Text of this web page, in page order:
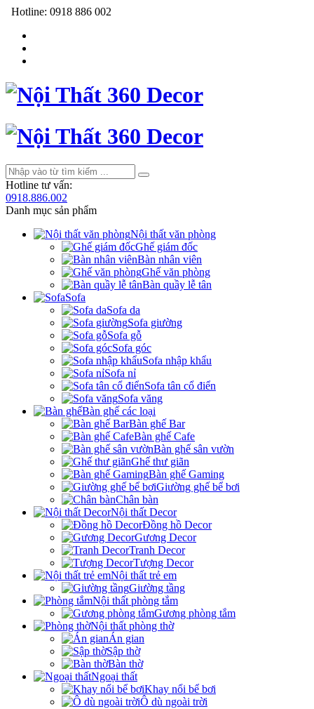
Hotline: 0918 886 002
Hotline tư vấn:
0918.886.002
Danh mục sản phẩm
Nội thất văn phòng
Ghế giám đốc
Bàn nhân viên
Ghế văn phòng
Bàn quầy lễ tân
Sofa
Sofa da
Sofa giường
Sofa gỗ
Sofa góc
Sofa nhập khẩu
Sofa nỉ
Sofa tân cổ điển
Sofa văng
Bàn ghế các loại
Bàn ghế Bar
Bàn ghế Cafe
Bàn ghế sân vườn
Ghế thư giãn
Bàn ghế Gaming
Giường ghế bể bơi
Chân bàn
Nội thất Decor
Đồng hồ Decor
Gương Decor
Tranh Decor
Tượng Decor
Nội thất trẻ em
Giường tầng
Nội thất phòng tắm
Gương phòng tắm
Nội thất phòng thờ
Án gian
Sập thờ
Bàn thờ
Ngoại thất
Khay nổi bể bơi
Ô dù ngoài trời